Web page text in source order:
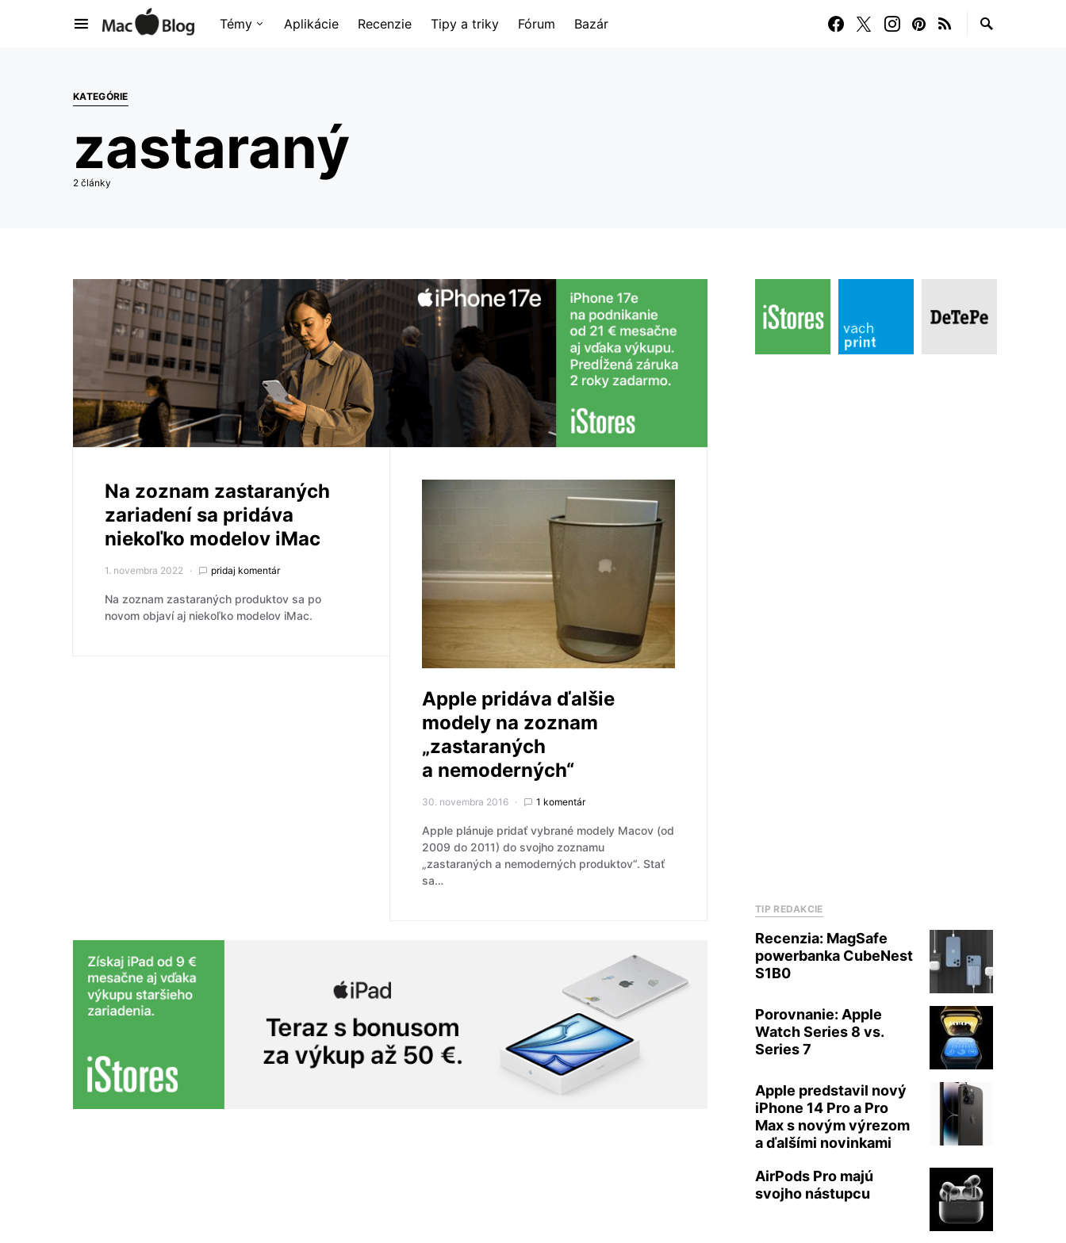
Témy Aplikácie Recenzie Tipy a triky Fórum Bazár
KATEGÓRIE
zastaraný
2 články
Na zoznam zastaraných
zariadení sa pridáva
niekoľko modelov iMac
1. novembra 2022 pridaj komentár
Na zoznam zastaraných produktov sa po
novom objaví aj niekoľko modelov iMac.
Apple pridáva ďalšie
modely na zoznam
„zastaraných
a nemoderných“
30. novembra 2016 1 komentár
Apple plánuje pridať vybrané modely Macov (od
2009 do 2011) do svojho zoznamu
„zastaraných a nemoderných produktov“. Stať
sa…
TIP REDAKCIE
Recenzia: MagSafe
powerbanka CubeNest
S1B0
Porovnanie: Apple
Watch Series 8 vs.
Series 7
Apple predstavil nový
iPhone 14 Pro a Pro
Max s novým výrezom
a ďalšími novinkami
AirPods Pro majú
svojho nástupcu